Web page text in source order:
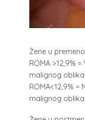
Žene u
ROMA >12,9%
malignog
ROMA<12,9%
malignog